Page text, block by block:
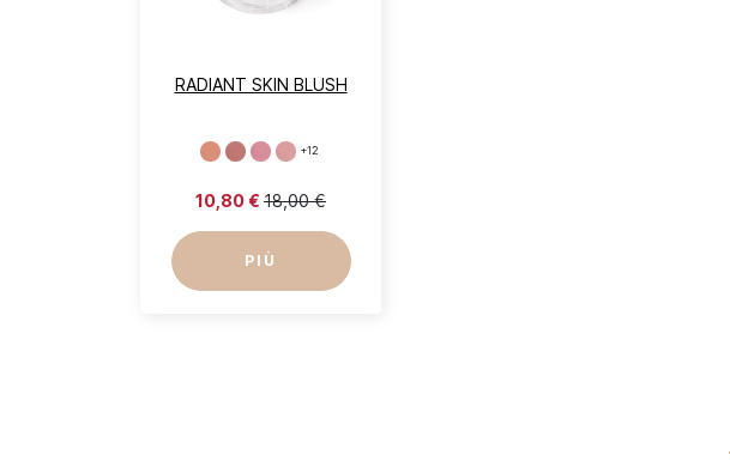
RADIANT SKIN BLUSH
+12
10,80 € 18,00 €
PIÙ